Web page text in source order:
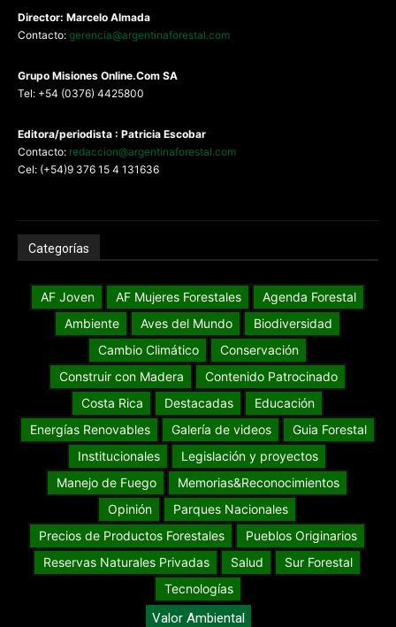
Director: Marcelo Almada
Contacto: gerencia@argentinaforestal.com
Grupo Misiones Online.Com SA
Tel: +54 (0376) 4425800
Editora/periodista : Patricia Escobar
Contacto: redaccion@argentinaforestal.com
Cel: (+54)9 376 15 4 131636
Categorías
AF Joven AF Mujeres Forestales
Agenda Forestal
Ambiente
Aves del Mundo
Biodiversidad
Cambio Climático
Conservación
Construir con Madera
Contenido Patrocinado
Costa Rica
Destacadas
Educación
Energías Renovables
Galería de videos
Guia Forestal
Institucionales
Legislación y proyectos
Manejo de Fuego
Memorias&Reconocimientos
Opinión
Parques Nacionales
Precios de Productos Forestales
Pueblos Originarios
Reservas Naturales Privadas
Salud
Sur Forestal
Tecnologías
Valor Ambiental